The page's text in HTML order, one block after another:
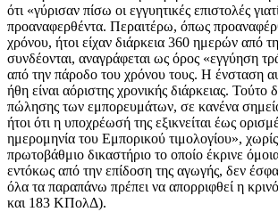
ότι «γύρισαν πίσω οι εγγυητικές επιστολές
προαναφερθέντα. Περαιτέρω, όπως
χρόνου, ήτοι είχαν διάρκεια 360 ημερών από
συνδέονται, αναγράφεται ως όρος «εγγύηση
από την πάροδο του χρόνου τους. Η ένσταση
ήθη είναι αόριστης χρονικής διάρκειας.
πώλησης των εμπορευμάτων, σε κανένα
ήτοι ότι η υποχρέωσή της εξικνείται έως
ημερομηνία του Εμπορικού τιμολογίου»,
πρωτοβάθμιο δικαστήριο το οποίο έκρινε
εντόκως από την επίδοση της αγωγής, δεν
όλα τα παραπάνω πρέπει να απορριφθεί η
και 183 ΚΠολΔ).